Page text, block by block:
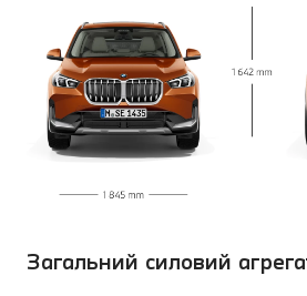
Загальний силовий